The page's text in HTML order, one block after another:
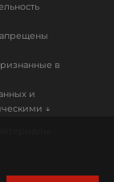
в
и
↓